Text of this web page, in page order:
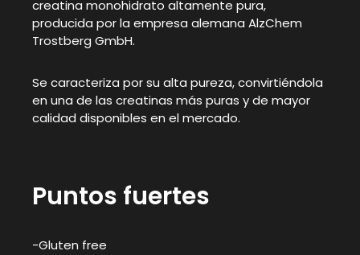
creatina monohidrato altamente pura,
producida por la empresa alemana AlzChem
Trostberg GmbH.
Se caracteriza por su alta pureza, convirtiéndola
en una de las creatinas más puras y de mayor
calidad disponibles en el mercado.
Puntos fuertes
-Gluten free